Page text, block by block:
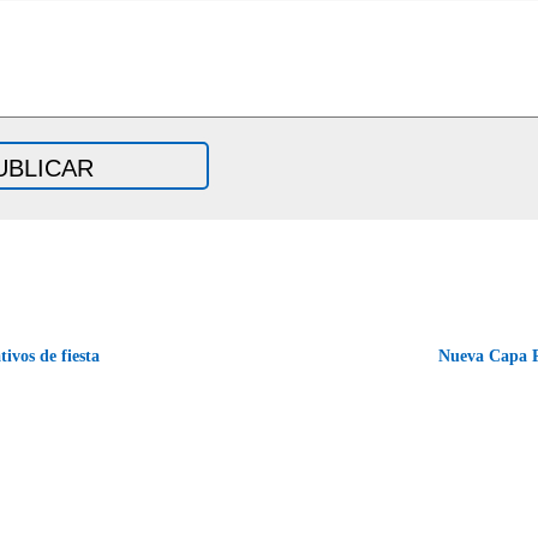
de fiesta Nueva Capa